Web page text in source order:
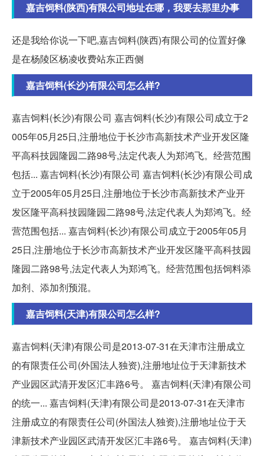
嘉吉饲料(陕西)有限公司地址在哪，我要去那里办事
还是我给你说一下吧,嘉吉饲料(陕西)有限公司的位置好像
是在杨陵区杨凌收费站东正西侧
嘉吉饲料(长沙)有限公司怎么样?
嘉吉饲料(长沙)有限公司 嘉吉饲料(长沙)有限公司成立于2
005年05月25日,注册地位于长沙市高新技术产业开发区隆
平高科技园隆园二路98号,法定代表人为郑鸿飞。经营范围
包括... 嘉吉饲料(长沙)有限公司 嘉吉饲料(长沙)有限公司成
立于2005年05月25日,注册地位于长沙市高新技术产业开
发区隆平高科技园隆园二路98号,法定代表人为郑鸿飞。经
营范围包括... 嘉吉饲料(长沙)有限公司成立于2005年05月
25日,注册地位于长沙市高新技术产业开发区隆平高科技园
隆园二路98号,法定代表人为郑鸿飞。经营范围包括饲料添
加剂、添加剂预混。
嘉吉饲料(天津)有限公司怎么样?
嘉吉饲料(天津)有限公司是2013-07-31在天津市注册成立
的有限责任公司(外国法人独资),注册地址位于天津新技术
产业园区武清开发区汇丰路6号。 嘉吉饲料(天津)有限公司
的统一... 嘉吉饲料(天津)有限公司是2013-07-31在天津市
注册成立的有限责任公司(外国法人独资),注册地址位于天
津新技术产业园区武清开发区汇丰路6号。 嘉吉饲料(天津)